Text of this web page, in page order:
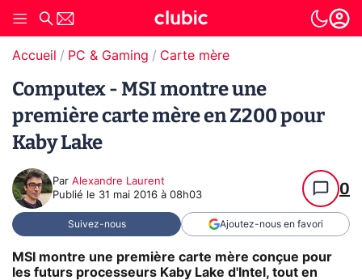
Accueil PC & Gaming Carte mère
Computex - MSI montre une
première carte mère en Z200 pour
Kaby Lake
Par Alexandre Laurent
Publié le 31 mai 2016 à 08h03 0
Suivez-nous Ajoutez-nous en favori
MSI montre une première carte mère conçue pour
les futurs processeurs Kaby Lake d'Intel, tout en